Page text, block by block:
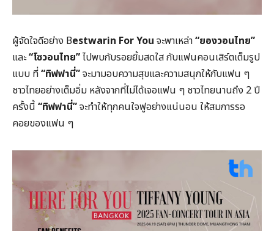
ผู้จัดใจดีอย่าง Bestwarin For You จะพาเหล่า“ยองวอนไทย”
และ“โซวอนไทย”ไปพบกับรอยยิ้มสดใส กับแฟนคอนเสิร์ตเต็มรูป
แบบ ที่“ทิฟฟานี่”จะมามอบความสุขและความสนุกให้กับแฟน ๆ
ชาวไทยอย่างเต็มอิ่ม หลังจากที่ไม่ได้เจอแฟน ๆ ชาวไทยนานถึง 2 ปี
ครั้งนี้ “ทิฟฟานี่”จะทำให้ทุกคนใจฟูอย่างแน่นอน ให้สมการรอ
คอยของแฟน ๆ